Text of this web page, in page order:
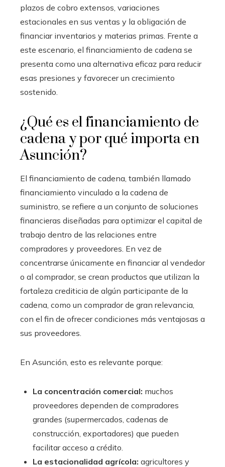
plazos de cobro extensos, variaciones
estacionales en sus ventas y la obligación de
financiar inventarios y materias primas. Frente a
este escenario, el financiamiento de cadena se
presenta como una alternativa eficaz para reducir
esas presiones y favorecer un crecimiento
sostenido.
¿Qué es el financiamiento de
cadena y por qué importa en
Asunción?
El financiamiento de cadena, también llamado
financiamiento vinculado a la cadena de
suministro, se refiere a un conjunto de soluciones
financieras diseñadas para optimizar el capital de
trabajo dentro de las relaciones entre
compradores y proveedores. En vez de
concentrarse únicamente en financiar al vendedor
o al comprador, se crean productos que utilizan la
fortaleza crediticia de algún participante de la
cadena, como un comprador de gran relevancia,
con el fin de ofrecer condiciones más ventajosas a
sus proveedores.
En Asunción, esto es relevante porque:
La concentración comercial: muchos
proveedores dependen de compradores
grandes (supermercados, cadenas de
construcción, exportadores) que pueden
facilitar acceso a crédito.
La estacionalidad agrícola: agricultores y